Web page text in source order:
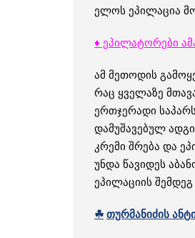
ელოს ეპილაცია
♦ ეპილატორები
ამ მეთოდის
რაც ყველაზე
ერთჯერადი
დამუშავებულ
კრემი შრება და
უნდა წავიდეს
ეპილაციის
☘ თურმანიძის